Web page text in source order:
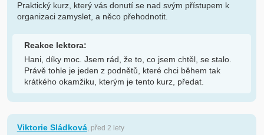
Praktický kurz, který vás donutí se nad svým přístupem k
organizaci zamyslet, a něco přehodnotit.
Reakce lektora:
Hani, díky moc. Jsem rád, že to, co jsem chtěl, se stalo.
Právě tohle je jeden z podnětů, které chci během tak
krátkého okamžiku, kterým je tento kurz, předat.
Viktorie Sládková, před 2 lety